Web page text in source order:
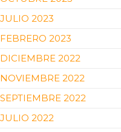
JULIO 2023
FEBRERO 2023
DICIEMBRE 2022
NOVIEMBRE 2022
SEPTIEMBRE 2022
JULIO 2022